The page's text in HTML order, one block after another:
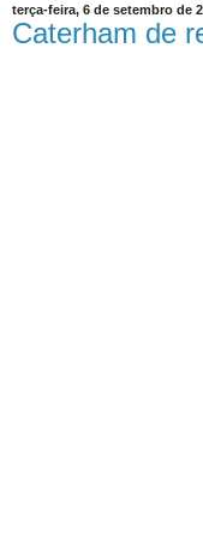
terça-feira, 6 de setembro de
Caterham de